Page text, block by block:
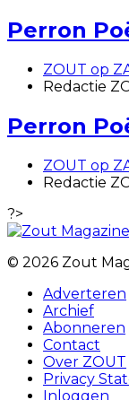
Perron
ZOUT op
Redactie
Perron
ZOUT op
Redactie
?>
© 2026 Zout
Adverteren
Archief
Abonneren
Contact
Over ZOUT
Privacy
Inloggen